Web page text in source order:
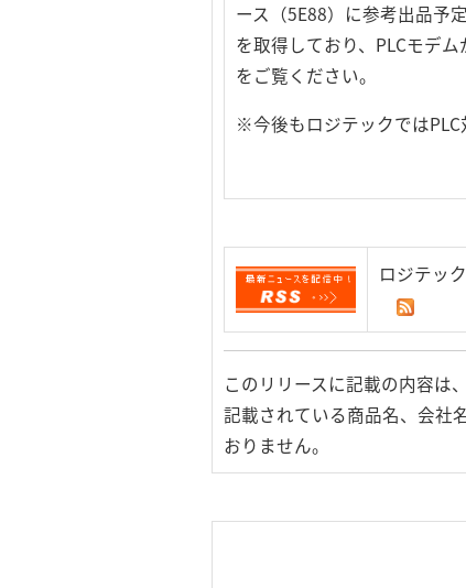
ース（5E88）に参考出品予
を取得しており、PLCモデ
をご覧ください。
※今後もロジテックではPLC
ロジテッ
このリリースに記載の内容は
記載されている商品名、会社
おりません。